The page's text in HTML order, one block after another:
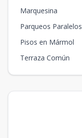
Marquesina
Parqueos Paralelos
Pisos en Mármol
Terraza Común